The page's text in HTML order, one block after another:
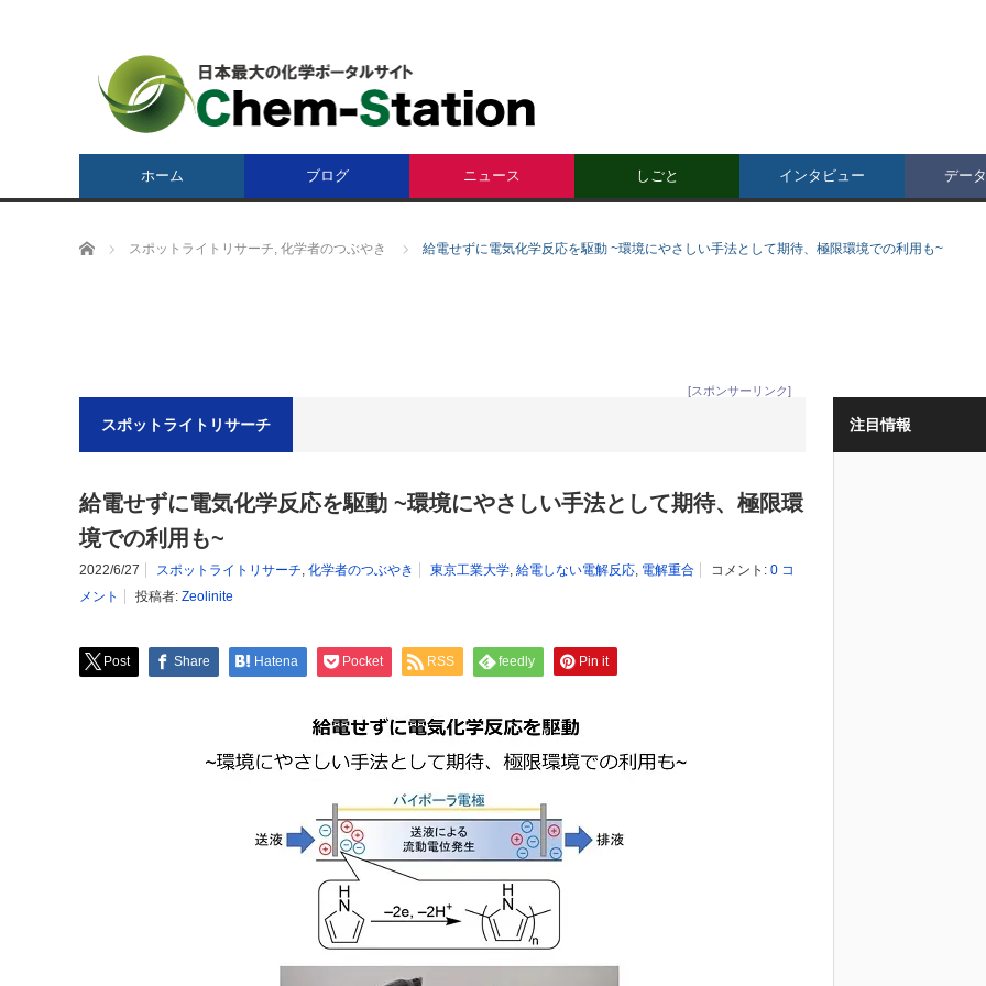
ホーム ブログ ニュース しごと インタビュー デー
ホーム スポットライトリサーチ, 化学者のつぶやき 給電せずに電気化学反応を駆動 ~環境にやさしい手法として期待、極限環境での利用も~
[スポンサーリンク]
スポットライトリサーチ
給電せずに電気化学反応を駆動 ~環境にやさしい手法として期待、極限環
境での利用も~
2022/6/27 スポットライトリサーチ, 化学者のつぶやき 東京工業大学, 給電しない電解反応, 電解重合 コメント: 0 コ
メント
投稿者: Zeolinite
Post Share Hatena Pocket RSS feedly Pin it
注目情報